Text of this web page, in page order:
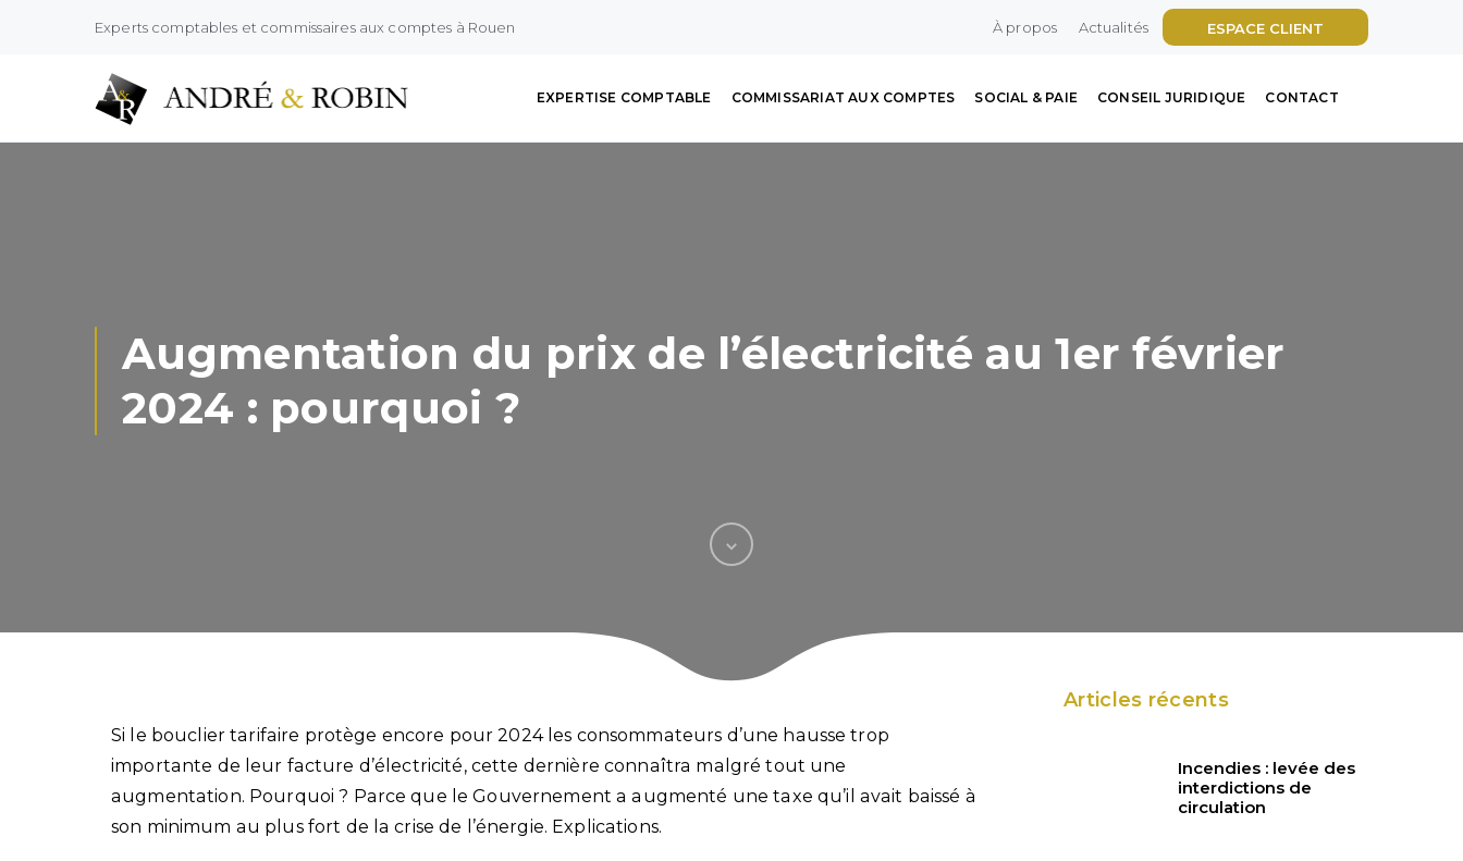
Experts comptables et commissaires aux comptes à Rouen ESPACE CLIENT
À propos Actualités
EXPERTISE COMPTABLE COMMISSARIAT AUX COMPTES SOCIAL & PAIE CONSEIL JURIDIQUE CONTACT
Augmentation du prix de l’électricité au 1er février
2024 : pourquoi ?
Si le bouclier tarifaire protège encore pour 2024 les consommateurs d’une hausse trop
importante de leur facture d’électricité, cette dernière connaîtra malgré tout une
augmentation. Pourquoi ? Parce que le Gouvernement a augmenté une taxe qu’il avait baissé à
son minimum au plus fort de la crise de l’énergie. Explications.
Articles récents
Incendies : levée des
interdictions de
circulation